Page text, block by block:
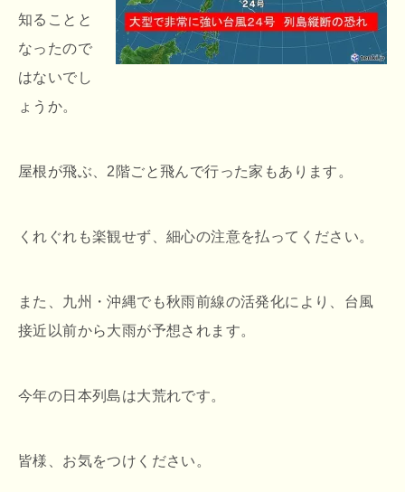
知ることと
なったので
はないでし
ょうか。
屋根が飛ぶ、2階ごと飛んで行った家もあります。
くれぐれも楽観せず、細心の注意を払ってください。
また、九州・沖縄でも秋雨前線の活発化により、台風
接近以前から大雨が予想されます。
今年の日本列島は大荒れです。
皆様、お気をつけください。